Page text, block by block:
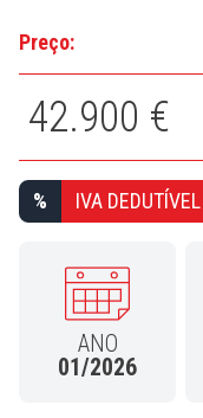
Preço:
42.900 €
% IVA DEDUTÍVEL
ANO
01/2026